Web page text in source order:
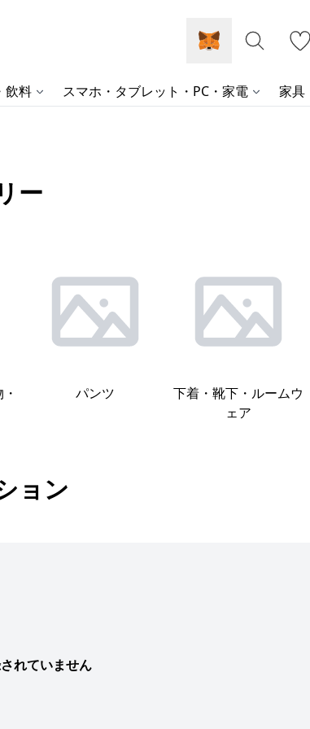
飲料 スマホ・タブレット・PC・家電 家具
ー
パンツ
下着・靴下・ルームウ
ェア
ョン
れていません